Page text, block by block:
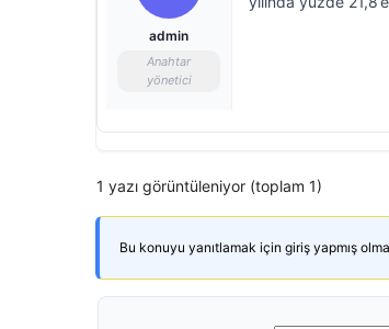
admin
Anahtar
yönetici
1 yazı görüntüleniyor (toplam 1)
Bu konuyu yanıtlamak için giriş yapmış